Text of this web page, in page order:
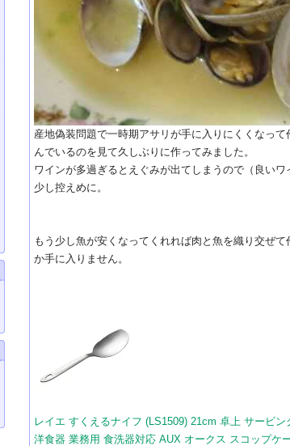
産地偽装問題で一時期アサリが手に入りにくくなっ
んでいるのを見て久しぶりに作ってみました。
ワインが多過ぎるとえぐみが出てしまうので（良い
少し控えめに。
もう少し魚が安くなってくれれば肉と魚を織り交ぜ
か手に入りません。
レイエ すくえるナイフ (LS1509) 21cm 卓上 サービ
洋食器 業務用 食洗器対応 AUX オークス スコップケ